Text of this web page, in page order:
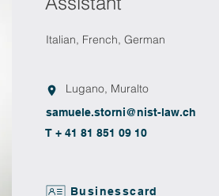
Italian, French, German
Lugano, Muralto
samuele.storni@nist-law.ch
T + 41 81 851 09 10
Businesscard